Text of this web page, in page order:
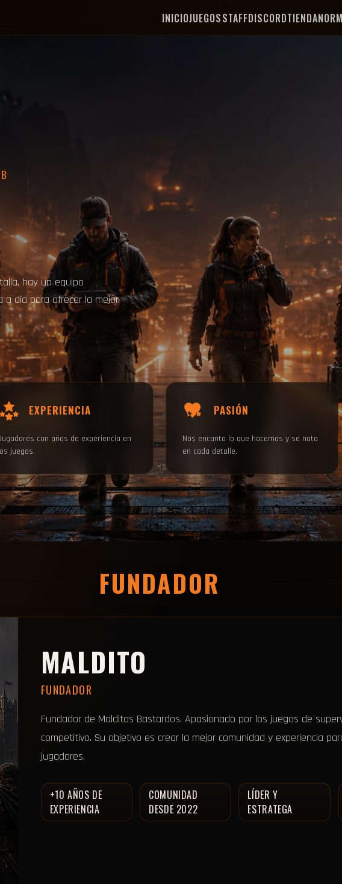
INICIOJUEGOSSTAFFDISCORDTIENDA
hay un equipo
a día para ofrecer la mejor
EXPERIENCIA
con años de experiencia en
juegos.
PASIÓN
Nos encanta lo que hacemos y se nota
en cada detalle.
FUNDADOR
MALDITO
FUNDADOR
Fundador de Malditos Bastardos. Apasionado por los juegos de
competitivo. Su objetivo es crear la mejor comunidad y experiencia
jugadores.
+10 AÑOS DE
EXPERIENCIA
COMUNIDAD
DESDE 2022
LÍDER Y
ESTRATEGA